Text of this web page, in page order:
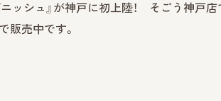
ッシュ』が神戸に初上陸！ そごう神戸店
販売中です。